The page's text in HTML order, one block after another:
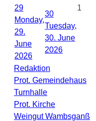
29
Monday,
29.
June
2026
30
Tuesday,
30. June
2026
1
Redaktion
Prot. Gemeindehaus
Turnhalle
Prot. Kirche
Weingut Wambsganß